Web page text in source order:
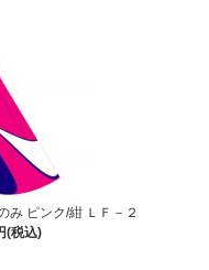
み ピンク/紺 ＬＦ－２
(税込)